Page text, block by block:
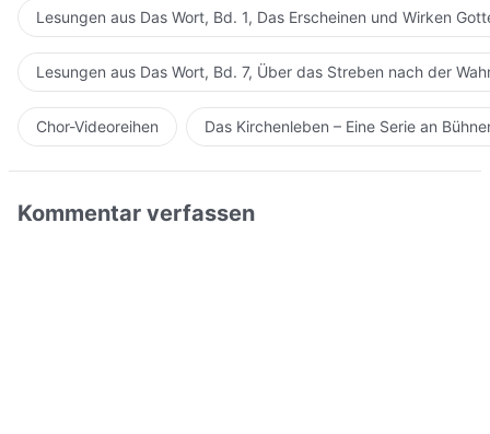
Lesungen aus Das Wort, Bd. 1, Das Erscheinen und Wirken
Lesungen aus Das Wort, Bd. 7, Über das Streben nach der
Chor-Videoreihen Das Kirchenleben – Eine Serie an
Kommentar verfassen